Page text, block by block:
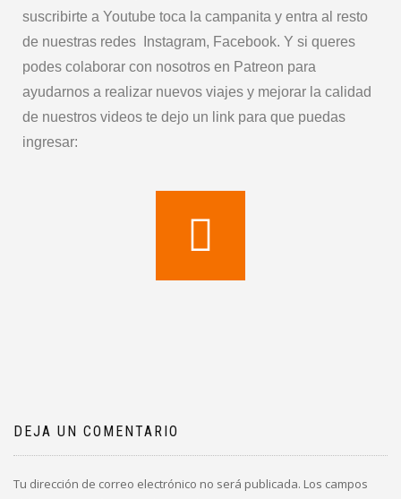
suscribirte a Youtube toca la campanita y entra al resto
de nuestras redes Instagram, Facebook. Y si queres
podes colaborar con nosotros en Patreon para
ayudarnos a realizar nuevos viajes y mejorar la calidad
de nuestros videos te dejo un link para que puedas
ingresar:
DEJA UN COMENTARIO
Tu dirección de correo electrónico no será publicada. Los campos